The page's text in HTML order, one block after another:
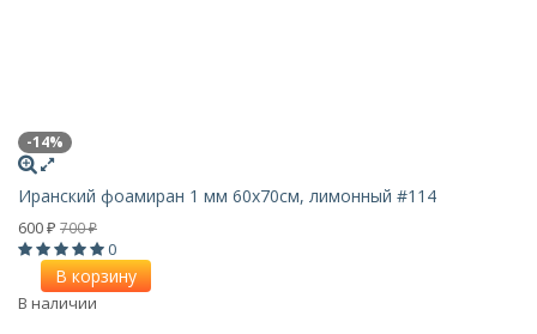
-14%
Иранский фоамиран 1 мм 60х70см, лимонный #114
600 ₽ 700₽
0
В корзину
В наличии